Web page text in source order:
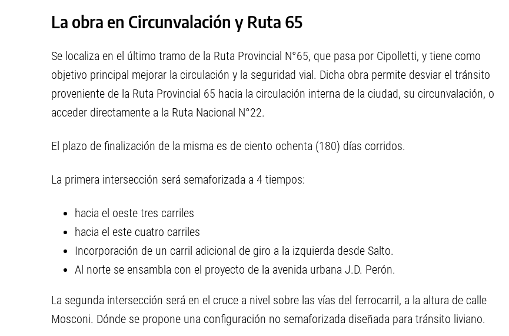
La obra en Circunvalación y Ruta 65
Se localiza en el último tramo de la Ruta Provincial N°65, que pasa por Cipolletti, y tiene como
objetivo principal mejorar la circulación y la seguridad vial. Dicha obra permite desviar el tránsito
proveniente de la Ruta Provincial 65 hacia la circulación interna de la ciudad, su circunvalación, o
acceder directamente a la Ruta Nacional N°22.
El plazo de finalización de la misma es de ciento ochenta (180) días corridos.
La primera intersección será semaforizada a 4 tiempos:
hacia el oeste tres carriles
hacia el este cuatro carriles
Incorporación de un carril adicional de giro a la izquierda desde Salto.
Al norte se ensambla con el proyecto de la avenida urbana J.D. Perón.
La segunda intersección será en el cruce a nivel sobre las vías del ferrocarril, a la altura de calle
Mosconi. Dónde se propone una configuración no semaforizada diseñada para tránsito liviano.